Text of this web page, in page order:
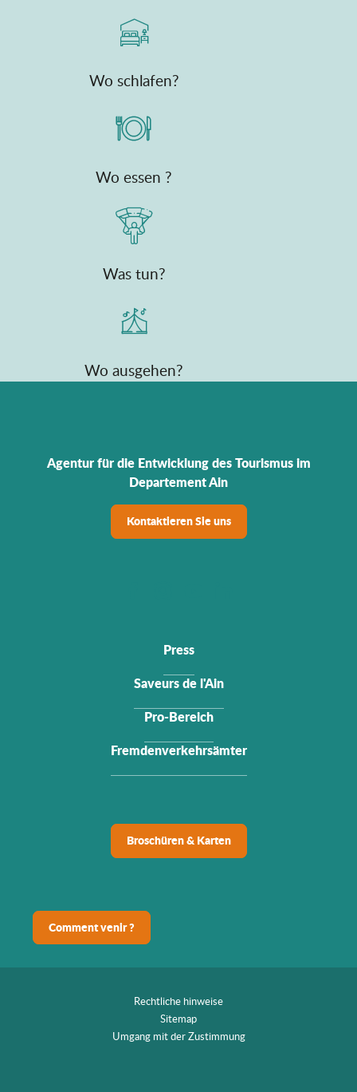
Wo schlafen?
Wo essen ?
Was tun?
Wo ausgehen?
Agentur für die Entwicklung des Tourismus im
Departement Ain
Kontaktieren Sie uns
Press
Saveurs de l'Ain
Pro-Bereich
Fremdenverkehrsämter
Broschüren & Karten
Comment venir ?
Rechtliche hinweise
Sitemap
Umgang mit der Zustimmung